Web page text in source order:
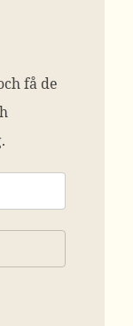
få de